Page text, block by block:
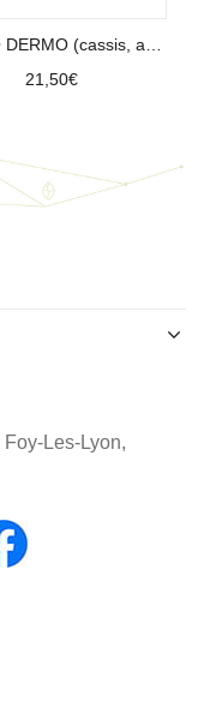
21,50€
Les-Lyon,